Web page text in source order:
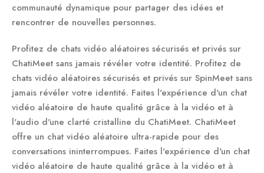
communauté dynamique pour partager des idées et
rencontrer de nouvelles personnes.
Profitez de chats vidéo aléatoires sécurisés et privés sur
ChatiMeet sans jamais révéler votre identité. Profitez de
chats vidéo aléatoires sécurisés et privés sur SpinMeet sans
jamais révéler votre identité. Faites l'expérience d'un chat
vidéo aléatoire de haute qualité grâce à la vidéo et à
l'audio d'une clarté cristalline du ChatiMeet. ChatiMeet
offre un chat vidéo aléatoire ultra-rapide pour des
conversations ininterrompues. Faites l'expérience d'un chat
vidéo aléatoire de haute qualité grâce à la vidéo et à